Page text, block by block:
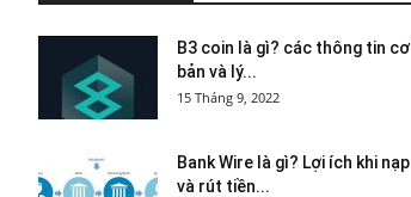
B3 coin là gì? các thông tin cơ
bản và lý...
15 Tháng 9, 2022
Bank Wire là gì? Lợi ích khi nạp
và rút tiền...